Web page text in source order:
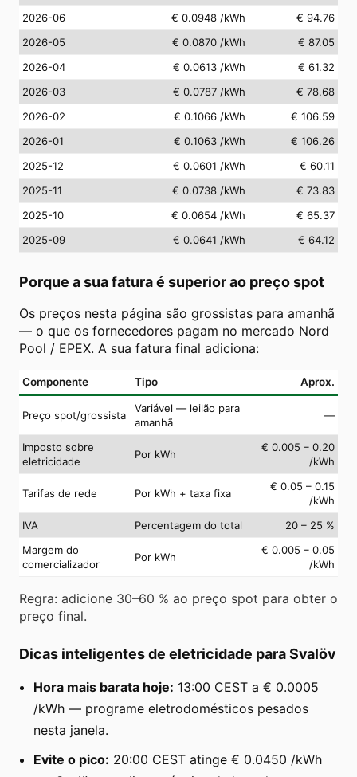
2026-06
€ 0.0948 /kWh
€ 94.76
2026-05
€ 0.0870 /kWh
€ 87.05
2026-04
€ 0.0613 /kWh
€ 61.32
2026-03
€ 0.0787 /kWh
€ 78.68
2026-02
€ 0.1066 /kWh
€ 106.59
2026-01
€ 0.1063 /kWh
€ 106.26
2025-12
€ 0.0601 /kWh
€ 60.11
2025-11
€ 0.0738 /kWh
€ 73.83
2025-10
€ 0.0654 /kWh
€ 65.37
2025-09
€ 0.0641 /kWh € 64.12
Porque a sua fatura é superior ao preço spot
Os preços nesta página são grossistas para amanhã
— o que os fornecedores pagam no mercado Nord
Pool / EPEX. A sua fatura final adiciona:
Componente Tipo Aprox.
Preço spot/grossista
Variável — leilão para
amanhã
—
Imposto sobre
eletricidade
Por kWh
€ 0.005 – 0.20
/kWh
Tarifas de rede Por kWh + taxa fixa
€ 0.05 – 0.15
/kWh
IVA
Percentagem do total
20 – 25 %
Margem do
comercializador
Por kWh
€ 0.005 – 0.05
/kWh
Regra: adicione 30–60 % ao preço spot para obter o
preço final.
Dicas inteligentes de eletricidade para Svalöv
Hora mais barata hoje: 13:00 CEST a € 0.0005
/kWh — programe eletrodomésticos pesados
nesta janela.
Evite o pico: 20:00 CEST atinge € 0.0450 /kWh